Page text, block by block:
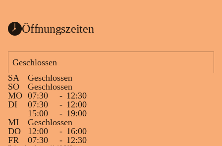
Öffnungszeiten
Geschlossen
SA
Geschlossen
SO
Geschlossen
MO 07:30 - 12:30
DI
07:30 - 12:00
15:00
- 19:00
MI
Geschlossen
DO
12:00 - 16:00
FR
07:30 - 12:30